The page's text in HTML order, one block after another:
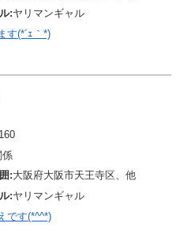
:ヤリマンギャル
す(*´ｪ｀*)
係
:大阪府大阪市天王寺区、他
:ヤリマンギャル
です(*^^*)